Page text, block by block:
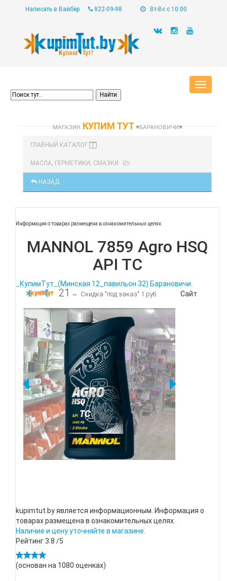
Написать в Вайбер 822-09-98 Вт-Вс с 10:00
Toggle
МАГАЗИН КУПИМ ТУТ ♥БАРАНОВИЧИ♥
ГЛАВНЫЙ КАТАЛОГ
МАСЛА, ГЕРМЕТИКИ, СМАЗКИ .
НАЗАД
Информация о товарах размещена в ознакомительных целях.
MANNOL 7859 Agro HSQ
API TC
_КупимТут_(Минская 12_павильон 32) Барановичи.
21 ⇔ Скидка "под заказ" 1 руб. Сайт
kupimtut.by является информационным. Информация о
товарах размещена в ознакомительных целях.
Наличие и цену уточняйте в магазине.
Рейтинг3.8 /5
(основан на 1080 оценках)